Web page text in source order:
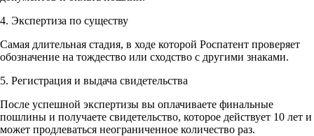
4. Экспертиза по существу
Самая длительная стадия, в ходе которой Роспатент проверяет
обозначение на тождество или сходство с другими знаками.
5. Регистрация и выдача свидетельства
После успешной экспертизы вы оплачиваете финальные
пошлины и получаете свидетельство, которое действует 10 лет и
может продлеваться неограниченное количество раз.